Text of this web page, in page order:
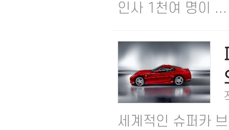
인사 1천여 명이 ...
세계적인 슈퍼카